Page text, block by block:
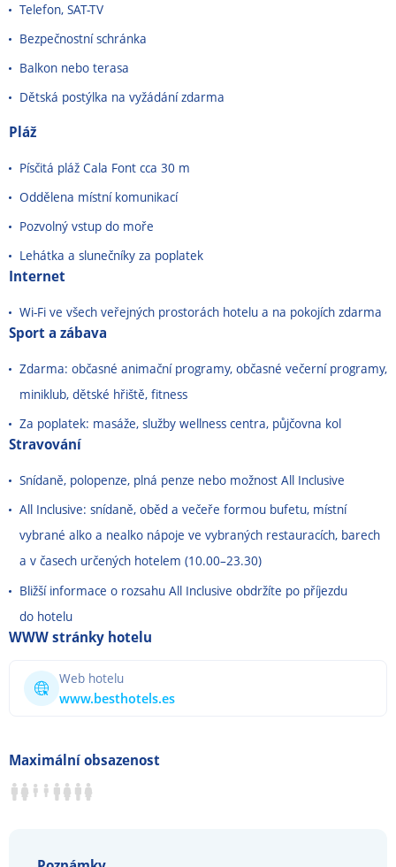
Telefon, SAT-TV
Bezpečnostní schránka
Balkon nebo terasa
Dětská postýlka na vyžádání zdarma
Pláž
Písčitá pláž Cala Font cca 30 m
Oddělena místní komunikací
Pozvolný vstup do moře
Lehátka a slunečníky za poplatek
Internet
Wi-Fi ve všech veřejných prostorách hotelu a na pokojích zdarma
Sport a zábava
Zdarma: občasné animační programy, občasné večerní programy,
miniklub, dětské hřiště, fitness
Za poplatek: masáže, služby wellness centra, půjčovna kol
Stravování
Snídaně, polopenze, plná penze nebo možnost All Inclusive
All Inclusive: snídaně, oběd a večeře formou bufetu, místní
vybrané alko a nealko nápoje ve vybraných restauracích, barech
a v časech určených hotelem (10.00–23.30)
Bližší informace o rozsahu All Inclusive obdržíte po příjezdu
do hotelu
WWW stránky hotelu
Web hotelu
www.besthotels.es
Maximální obsazenost